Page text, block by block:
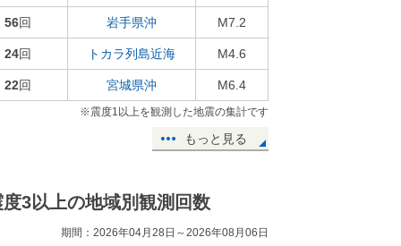
56回 岩手県沖 M7.2
24回 トカラ列島近海 M4.6
22回 宮城県沖 M6.4
※震度1以上を観測した地震の集計です
もっと見る
度3以上の地域別観測回数
期間：2026年04月28日～2026年08月06日